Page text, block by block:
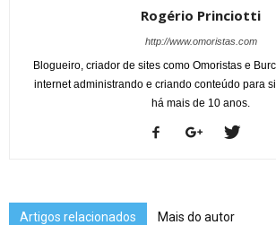
Rogério Princiotti
http://www.omoristas.com
Blogueiro, criador de sites como Omoristas e
internet administrando e criando conteúdo para
há mais de 10 anos.
Artigos relacionados Mais do autor